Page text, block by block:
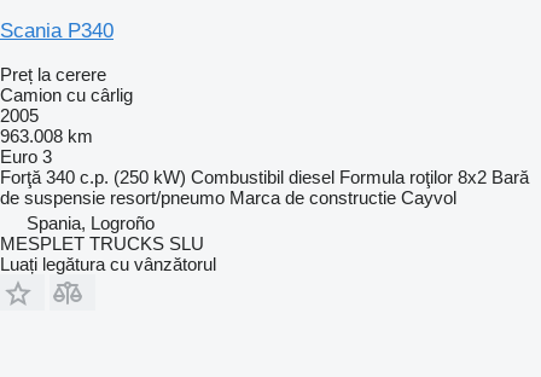
Scania P340
Preț la cerere
Camion cu cârlig
2005
963.008 km
Euro 3
Forţă 340 c.p. (250 kW) Combustibil diesel Formula roţilor 8x2 Bară
de suspensie resort/pneumo Marca de constructie Cayvol
Spania, Logroño
MESPLET TRUCKS SLU
Luați legătura cu vânzătorul